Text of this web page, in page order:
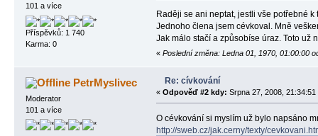
101 a více
Příspěvků: 1 740
Karma: 0
Raději se ani neptat, jestli vše potřebné
Jednoho člena jsem cévkoval. Mně
Jak málo stačí a způsobíse úraz. Toto už
« Poslední změna: Ledna 01, 1970, 01:00:00
PetrMyslivec
Moderator
101 a více
Re: cívkování
« Odpověď #2 kdy: Srpna 27, 2008, 21:34:51
O cévkování si myslím už bylo napsáno
http://sweb.cz/jak.cerny/texty/